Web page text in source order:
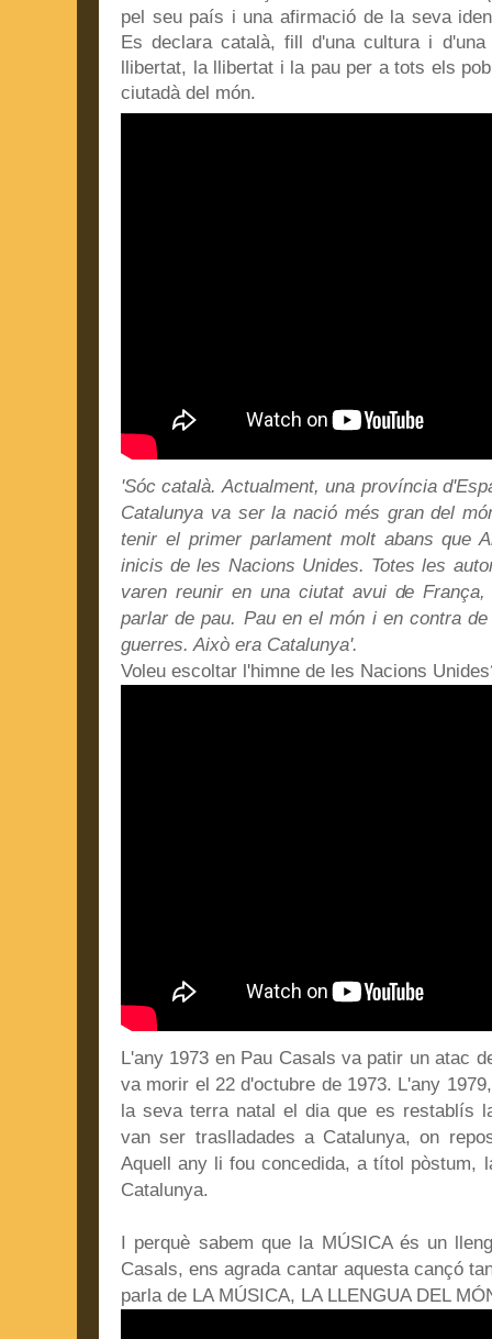
pel seu país i una afirmació de la seva
Es declara català, fill d'una cultura i
llibertat, la llibertat i la pau per a tots els
ciutadà del món.
'Sóc català. Actualment, una província
Catalunya va ser la nació més gran del
tenir el primer parlament molt abans que
inicis de les Nacions Unides. Totes les
varen reunir en una ciutat avui de
parlar de pau. Pau en el món i en contra
guerres. Això era Catalunya'.
Voleu escoltar l'himne de les Nacions
L'any 1973 en Pau Casals va patir un atac
va morir el 22 d'octubre de 1973. L'any
la seva terra natal el dia que es restablís
van ser traslladades a Catalunya, on
Aquell any li fou concedida, a títol pòstum,
Catalunya.
I perquè sabem que la MÚSICA és un
Casals, ens agrada cantar aquesta cançó
parla de LA MÚSICA, LA LLENGUA DEL